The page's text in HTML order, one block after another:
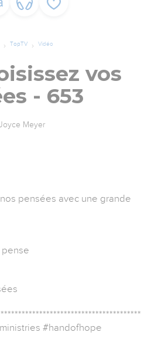
TopTV Vidéo
vos
- 653
Meyer
pensées avec une grande
pense
#handofhope